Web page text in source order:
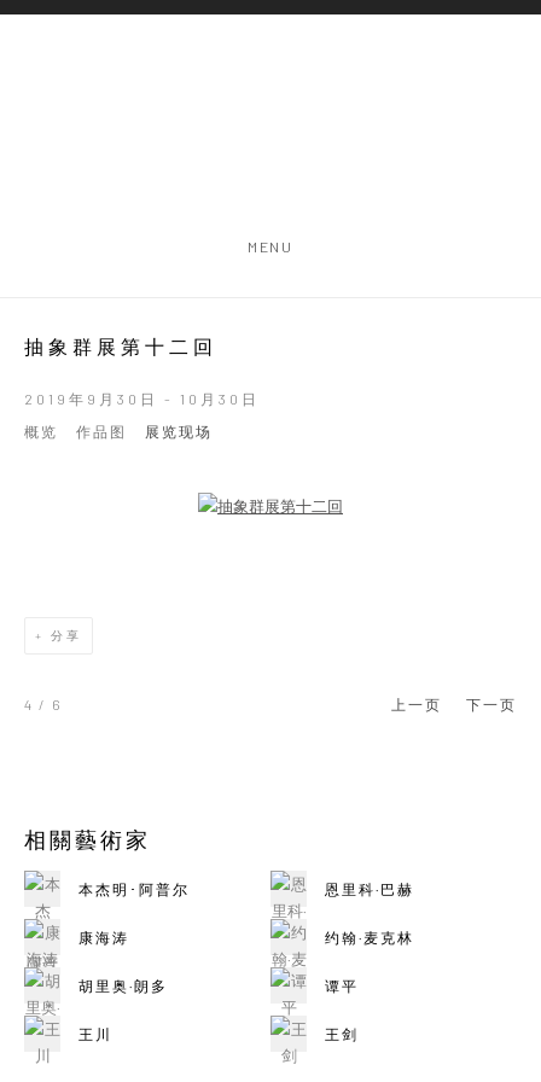
MENU
抽象群展第十二回
2019年9月30日 - 10月30日
概览
作品图 展览现场
Open a larger version of the following image in a popup:
分享
上一页 下一页
4 / 6
相關藝術家
本杰明･阿普尔 恩里科·巴赫
康海涛 约翰·麦克林
胡里奥·朗多 谭平
王川 王剑